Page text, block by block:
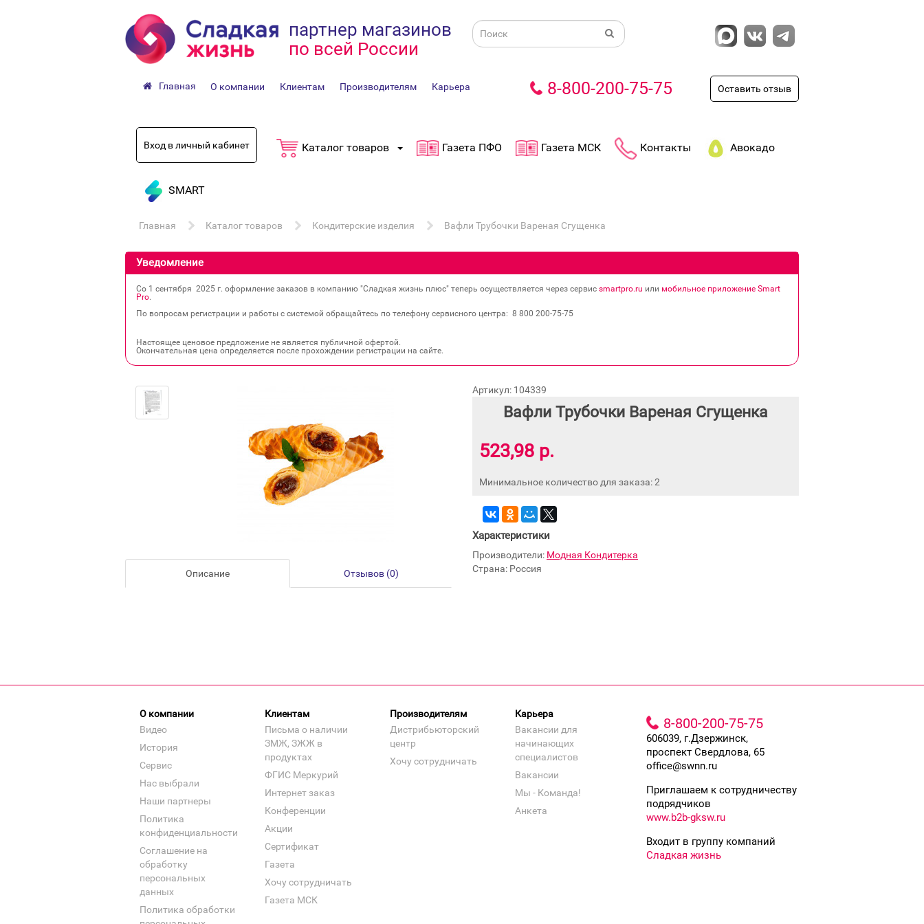
партнер магазинов
по всей России
Главная О компании Клиентам Производителям Карьера 8-800-200-75-75 Оставить отзыв
Вход в личный кабинет Каталог товаров Газета ПФО Газета МСК Контакты Авокадо
SMART
Главная Каталог товаров Кондитерские изделия Вафли Трубочки Вареная Сгущенка
Уведомление
Со 1 сентября 2025 г. оформление заказов в компанию "Сладкая жизнь плюс" теперь осуществляется через сервис smartpro.ru или мобильное приложение Smart
Pro.
По вопросам регистрации и работы с системой обращайтесь по телефону сервисного центра: 8 800 200‐75‐75
Настоящее ценовое предложение не является публичной офертой.
Окончательная цена определяется после прохождении регистрации на сайте.
Описание Отзывов (0)
Артикул: 104339
Вафли Трубочки Вареная Сгущенка
523,98 р.
Минимальное количество для заказа: 2
Характеристики
Производители: Модная Кондитерка
Страна: Россия
О компании
Видео
История
Сервис
Нас выбрали
Наши партнеры
Политика
конфиденциальности
Соглашение на
обработку
персональных
данных
Политика обработки
Клиентам
Письма о наличии
ЗМЖ, ЗЖЖ в
продуктах
ФГИС Меркурий
Интернет заказ
Конференции
Акции
Сертификат
Газета
Хочу сотрудничать
Газета МСК
Производителям
Дистрибьюторский
центр
Хочу сотрудничать
Карьера
Вакансии для
начинающих
специалистов
Вакансии
Мы - Команда!
Анкета
8-800-200-75-75
606039, г.Дзержинск,
проспект Свердлова, 65
office@swnn.ru
Приглашаем к сотрудничеству
подрядчиков
www.b2b-gksw.ru
Входит в группу компаний
Сладкая жизнь